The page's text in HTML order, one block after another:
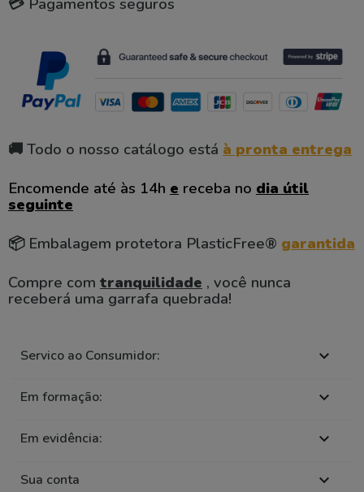
🚚 Todo o nosso catálogo está à pronta entrega
Encomende até às 14h e receba no dia útil
seguinte
📦 Embalagem protetora PlasticFree® garantida
Compre com tranquilidade , você nunca
receberá uma garrafa quebrada!
Servico ao Consumidor: 
Em formação: 
Em evidência: 
Sua conta 